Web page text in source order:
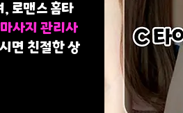
, 로맨스 홈타
사지 관리사
면 친절한 상